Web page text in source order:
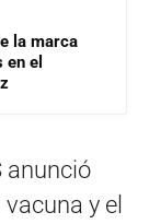
la marca
el
anunció
y el